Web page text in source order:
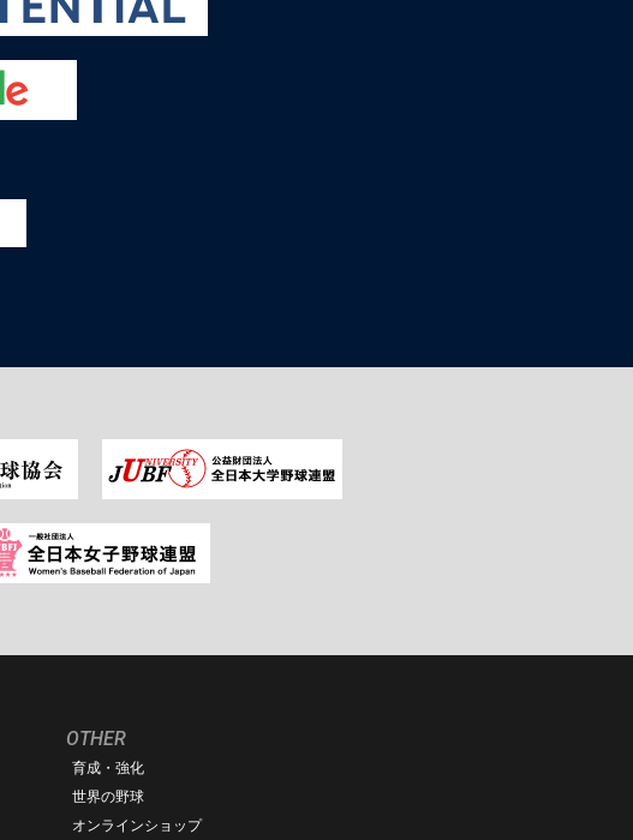
OTHER
育成・強化
世界の野球
オンラインショップ